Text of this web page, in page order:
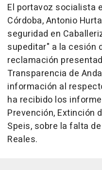
El portavoz socialista
Córdoba, Antonio
seguridad en
supeditar" a la cesión
reclamación
Transparencia de
información al
ha recibido los
Prevención, Extinción
Speis, sobre la falta
Reales.